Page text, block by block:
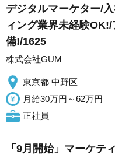
デジタルマーケター/
ィング業界未経験
備!/1625
株式会社GUM
東京都 中野区
月給30万円～62万円
正社員
「9月開始」マーケテ